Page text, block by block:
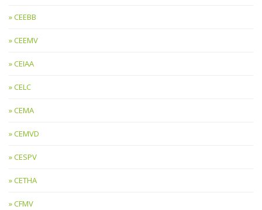
CEEBB
CEEMV
CEIAA
CELC
CEMA
CEMVD
CESPV
CETHA
CFMV